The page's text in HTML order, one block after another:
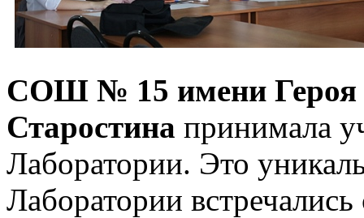
СОШ № 15 имени Героя
Старостина принимала
Лаборатории. Это
Лаборатории